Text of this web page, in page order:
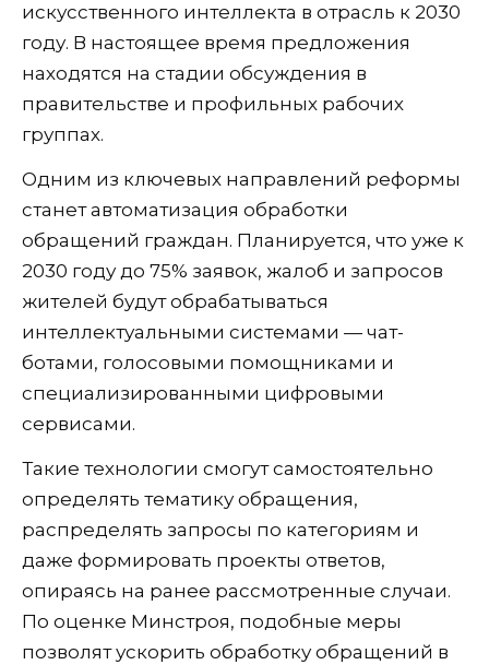
искусственного интеллекта в отрасль к 2030
году. В настоящее время предложения
находятся на стадии обсуждения в
правительстве и профильных рабочих
группах.
Одним из ключевых направлений реформы
станет автоматизация обработки
обращений граждан. Планируется, что уже к
2030 году до 75% заявок, жалоб и запросов
жителей будут обрабатываться
интеллектуальными системами — чат-
ботами, голосовыми помощниками и
специализированными цифровыми
сервисами.
Такие технологии смогут самостоятельно
определять тематику обращения,
распределять запросы по категориям и
даже формировать проекты ответов,
опираясь на ранее рассмотренные случаи.
По оценке Минстроя, подобные меры
позволят ускорить обработку обращений в